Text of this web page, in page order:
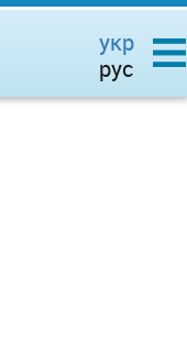
укр
рус